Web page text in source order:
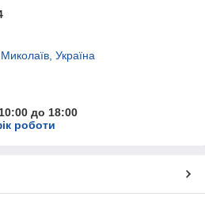
Україна
до 18:00
роботи